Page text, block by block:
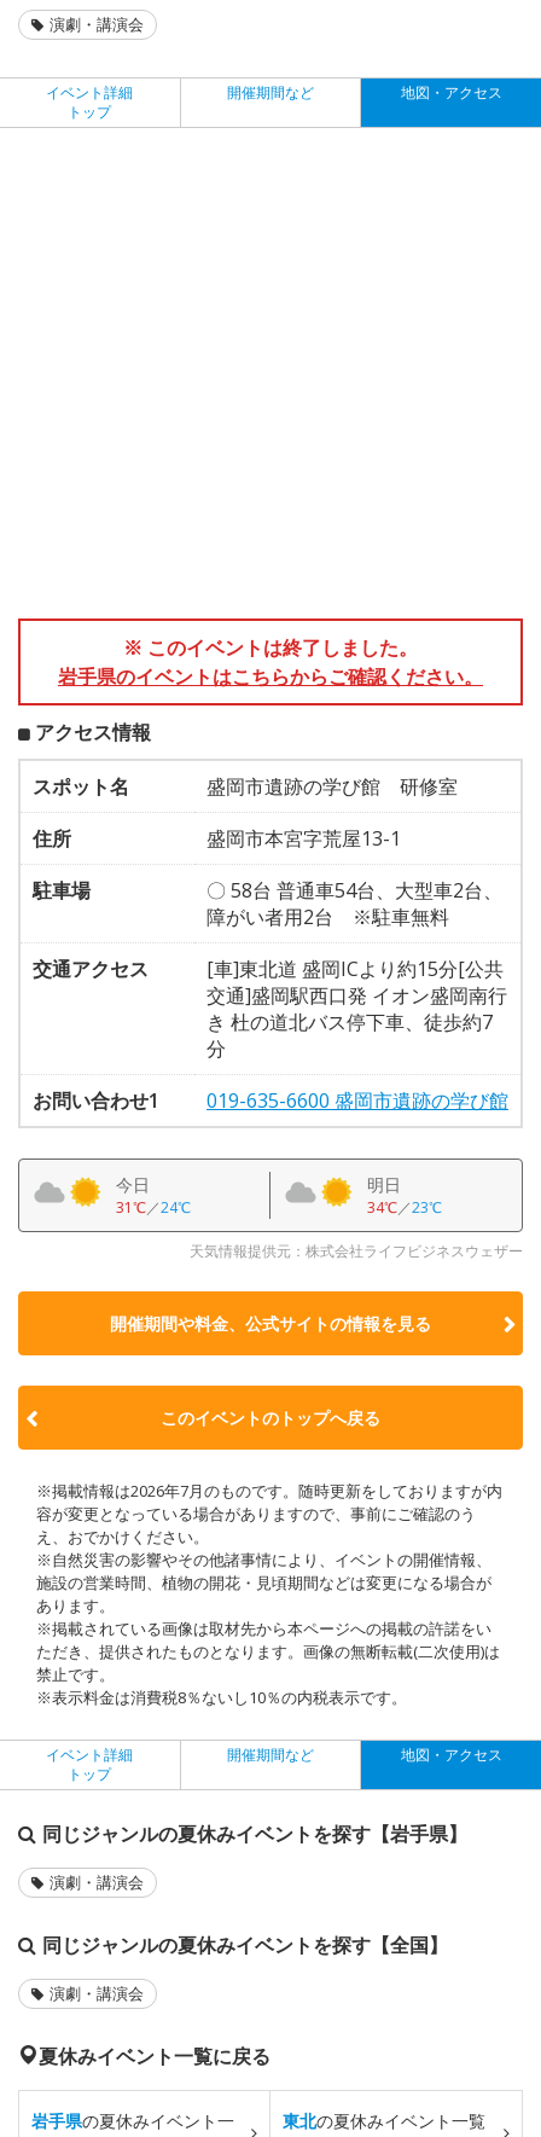
演劇・講演会
イベント詳細
トップ
開催期間など 地図・アクセス
※ このイベントは終了しました。
岩手県のイベントはこちらからご確認ください。
アクセス情報
スポット名
盛岡市遺跡の学び館 研修室
住所
盛岡市本宮字荒屋13-1
駐車場
〇 58台 普通車54台、大型車2台、
障がい者用2台 ※駐車無料
交通アクセス
[車]東北道 盛岡ICより約15分[公共
交通]盛岡駅西口発 イオン盛岡南行
き 杜の道北バス停下車、徒歩約7
分
お問い合わせ1
019-635-6600 盛岡市遺跡の学び館
今日
31℃／24℃
明日
34℃／23℃
天気情報提供元：株式会社ライフビジネスウェザー
開催期間や料金、公式サイトの情報を見る
このイベントのトップへ戻る
※掲載情報は2026年7月のものです。随時更新をしておりますが内
容が変更となっている場合がありますので、事前にご確認のう
え、おでかけください。
※自然災害の影響やその他諸事情により、イベントの開催情報、
施設の営業時間、植物の開花・見頃期間などは変更になる場合が
あります。
※掲載されている画像は取材先から本ページへの掲載の許諾をい
ただき、提供されたものとなります。画像の無断転載(二次使用)は
禁止です。
※表示料金は消費税8％ないし10％の内税表示です。
イベント詳細
トップ
開催期間など 地図・アクセス
同じジャンルの夏休みイベントを探す【岩手県】
演劇・講演会
同じジャンルの夏休みイベントを探す【全国】
演劇・講演会
夏休みイベント一覧に戻る
岩手県の夏休みイベント一
東北の夏休みイベント一覧